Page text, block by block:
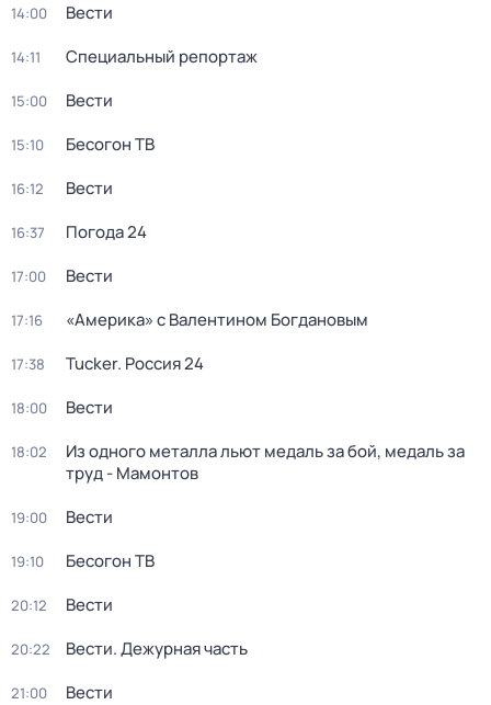
14:00 Вести
14:11 Специальный репортаж
15:00 Вести
15:10 Бесогон ТВ
16:12 Вести
16:37 Погода 24
17:00 Вести
17:16 «Америка» с Валентином Богдановым
17:38 Tucker. Россия 24
18:00 Вести
18:02
Из одного металла льют медаль за бой, медаль за
труд - Мамонтов
19:00 Вести
19:10 Бесогон ТВ
20:12 Вести
20:22 Вести. Дежурная часть
21:00 Вести